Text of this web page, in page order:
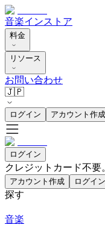
音楽インストア
料金
リソース
お問い合わせ
🇯🇵
ログイン アカウント作成
ログイン
クレジットカード不要
アカウント作成 ログイン
探す
音楽